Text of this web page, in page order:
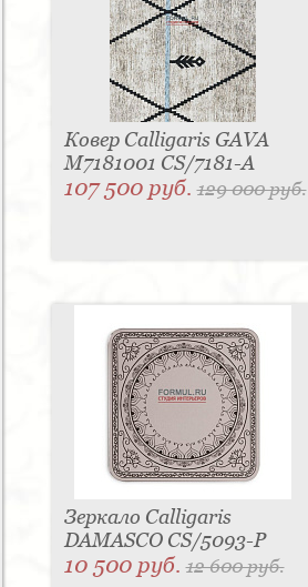
Ковер Calligaris GAVA
M7181001 CS/7181-A
107 500 руб.129 000 руб.
Зеркало Calligaris
DAMASCO CS/5093-P
10 500 руб.12 600 руб.